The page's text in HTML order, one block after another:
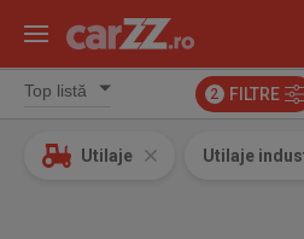
2 FILTRE
Utilaje Utilaje